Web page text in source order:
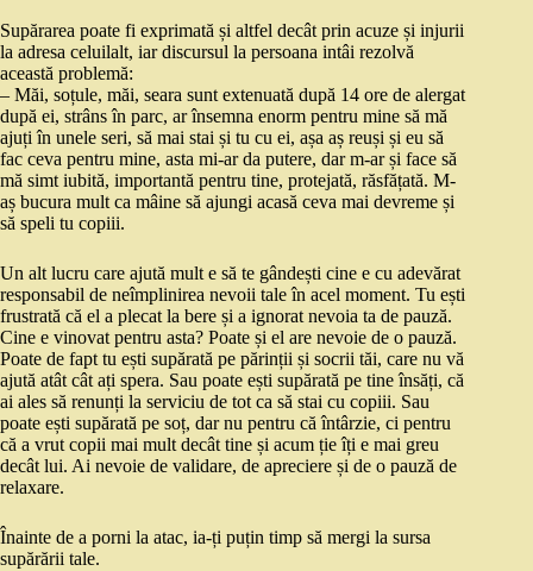
Supărarea poate fi exprimată și altfel decât prin acuze și injurii
la adresa celuilalt, iar discursul la persoana intâi rezolvă
această problemă:
– Măi, soțule, măi, seara sunt extenuată după 14 ore de alergat
după ei, strâns în parc, ar însemna enorm pentru mine să mă
ajuți în unele seri, să mai stai și tu cu ei, așa aș reuși și eu să
fac ceva pentru mine, asta mi-ar da putere, dar m-ar și face să
mă simt iubită, importantă pentru tine, protejată, răsfățată. M-
aș bucura mult ca mâine să ajungi acasă ceva mai devreme și
să speli tu copiii.
Un alt lucru care ajută mult e să te gândești cine e cu adevărat
responsabil de neîmplinirea nevoii tale în acel moment. Tu ești
frustrată că el a plecat la bere și a ignorat nevoia ta de pauză.
Cine e vinovat pentru asta? Poate și el are nevoie de o pauză.
Poate de fapt tu ești supărată pe părinții și socrii tăi, care nu vă
ajută atât cât ați spera. Sau poate ești supărată pe tine însăți, că
ai ales să renunți la serviciu de tot ca să stai cu copiii. Sau
poate ești supărată pe soț, dar nu pentru că întârzie, ci pentru
că a vrut copii mai mult decât tine și acum ție îți e mai greu
decât lui. Ai nevoie de validare, de apreciere și de o pauză de
relaxare.
Înainte de a porni la atac, ia-ți puțin timp să mergi la sursa
supărării tale.